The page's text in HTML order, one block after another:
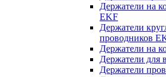
Держатели на
EKF
Держатели
проводников
Держатели на
Держатели для
Держатели